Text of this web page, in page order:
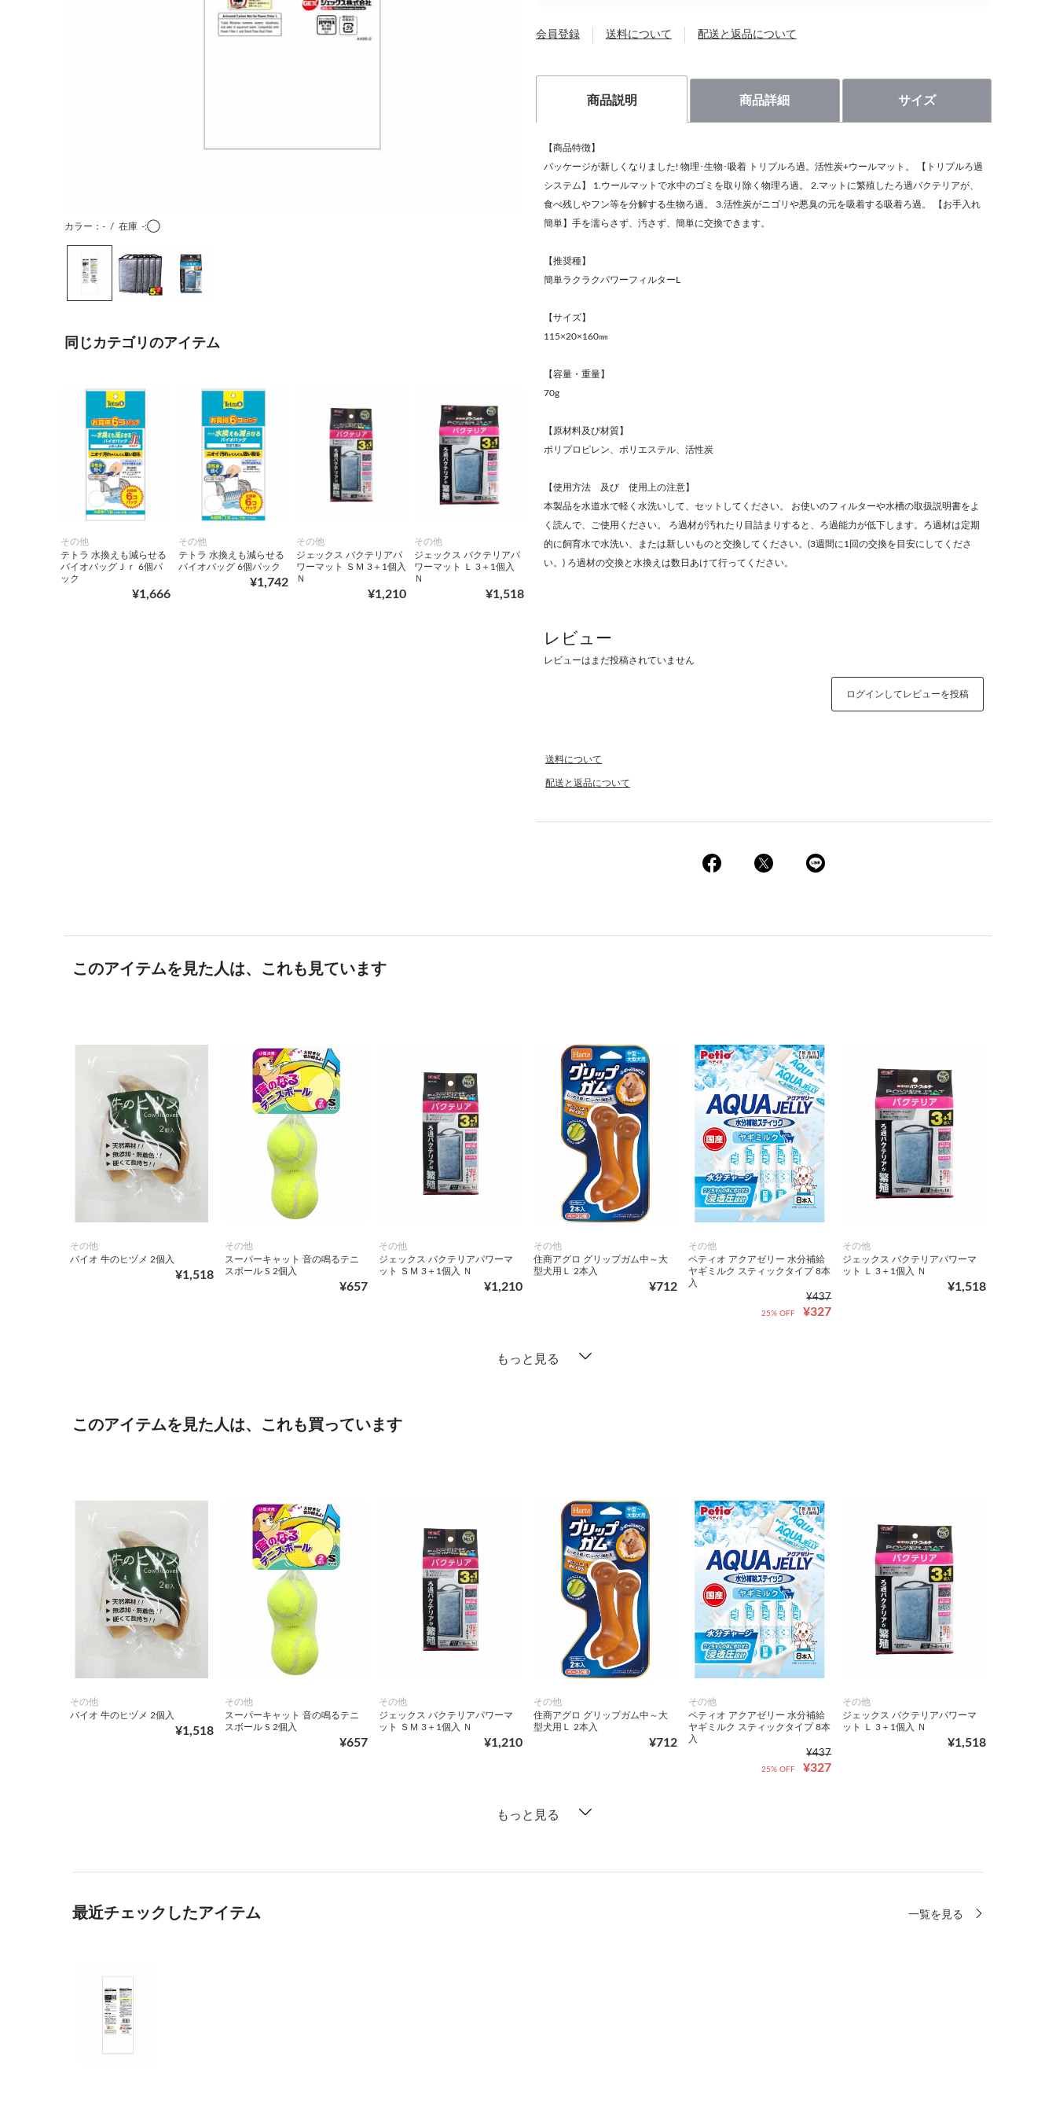
カラー：- / 在庫 -:◯
同じカテゴリのアイテム
その他
テトラ 水換えも減らせる
バイオバッグＪｒ 6個パ
ック
¥1,666
その他
テトラ 水換えも減らせる
バイオバッグ 6個パック
¥1,742
その他
ジェックス バクテリアパ
ワーマット ＳＭ 3＋1個入
Ｎ
¥1,210
その他
ジェックス バクテリアパ
ワーマット Ｌ 3＋1個入
Ｎ
¥1,518
会員登録 送料について 配送と返品について
商品説明 商品詳細 サイズ
【商品特徴】
パッケージが新しくなりました! 物理･生物･吸着 トリプルろ過。活性炭+ウールマット。 【トリプルろ過
システム】 1.ウールマットで水中のゴミを取り除く物理ろ過。 2.マットに繁殖したろ過バクテリアが、
食べ残しやフン等を分解する生物ろ過。 3.活性炭がニゴリや悪臭の元を吸着する吸着ろ過。 【お手入れ
簡単】手を濡らさず、汚さず、簡単に交換できます。
【推奨種】
簡単ラクラクパワーフィルターL
【サイズ】
115×20×160㎜
【容量・重量】
70g
【原材料及び材質】
ポリプロピレン、ポリエステル、活性炭
【使用方法 及び 使用上の注意】
本製品を水道水で軽く水洗いして、セットしてください。 お使いのフィルターや水槽の取扱説明書をよ
く読んで、ご使用ください。 ろ過材が汚れたり目詰まりすると、ろ過能力が低下します。ろ過材は定期
的に飼育水で水洗い、または新しいものと交換してください。(3週間に1回の交換を目安にしてくださ
い。) ろ過材の交換と水換えは数日あけて行ってください。
レビュー
レビューはまだ投稿されていません
ログインしてレビューを投稿
送料について
配送と返品について
このアイテムを見た人は、これも見ています
その他
バイオ 牛のヒヅメ 2個入
¥1,518
その他
スーパーキャット 音の鳴るテニ
スボール S 2個入
¥657
その他
ジェックス バクテリアパワーマ
ット ＳＭ 3＋1個入 Ｎ
¥1,210
その他
住商アグロ グリップガム中～大
型犬用Ｌ 2本入
¥712
その他
ペティオ アクアゼリー 水分補給
ヤギミルク スティックタイプ 8本
入
¥437
¥327
25% OFF
その他
ジェックス バクテリアパワーマ
ット Ｌ 3＋1個入 Ｎ
¥1,518
もっと見る
このアイテムを見た人は、これも買っています
その他
バイオ 牛のヒヅメ 2個入
¥1,518
その他
スーパーキャット 音の鳴るテニ
スボール S 2個入
¥657
その他
ジェックス バクテリアパワーマ
ット ＳＭ 3＋1個入 Ｎ
¥1,210
その他
住商アグロ グリップガム中～大
型犬用Ｌ 2本入
¥712
その他
ペティオ アクアゼリー 水分補給
ヤギミルク スティックタイプ 8本
入
¥437
¥327
25% OFF
その他
ジェックス バクテリアパワーマ
ット Ｌ 3＋1個入 Ｎ
¥1,518
もっと見る
最近チェックしたアイテム 一覧を見る